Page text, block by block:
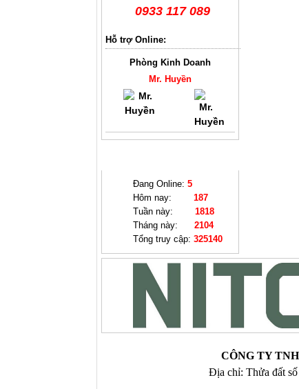
0933 117 089
Hỗ trợ Online:
Phòng Kinh Doanh
Mr. Huyền
Đang Online: 5
Hôm nay: 187
Tuần này: 1818
Tháng này: 2104
Tổng truy cập: 325140
CÔNG TY
Địa chỉ: Thửa đất